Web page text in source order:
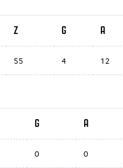
Z G A
55 4 12
G A
0 0